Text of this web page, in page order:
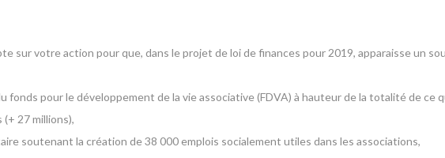
sur votre action pour que, dans le projet de loi de finances pour 2019, apparaisse un
fonds pour le développement de la vie associative (FDVA) à hauteur de la totalité de ce
27 millions),
soutenant la création de 38 000 emplois socialement utiles dans les associations,